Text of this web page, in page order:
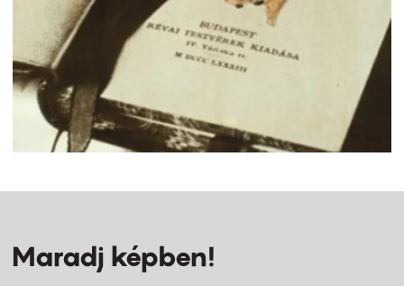
Maradj képben!